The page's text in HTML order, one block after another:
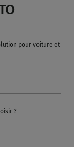
pour voiture et
?